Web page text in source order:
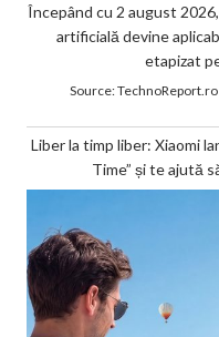
Începând cu 2 august
artificială devine
etapizat
Source:TechnoReport.ro
Liber la timp liber: Xiaomi
Time” și te ajută